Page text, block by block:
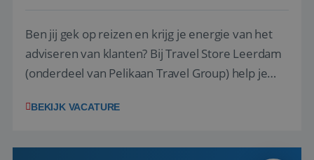
Ben jij gek op reizen en krijg je energie van het
adviseren van klanten? Bij Travel Store Leerdam
(onderdeel van Pelikaan Travel Group) help je
vinden. Samen maken we van elke reis een
hebt in de reisbranche of j...
BEKIJK VACATURE